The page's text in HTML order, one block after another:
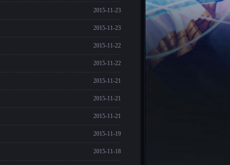
2015-11-23
2015-11-23
2015-11-22
2015-11-22
2015-11-21
2015-11-21
2015-11-21
2015-11-19
2015-11-18